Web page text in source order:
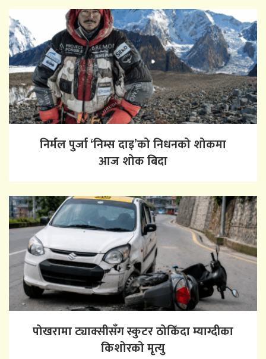
निर्मल पुर्जा ‘निम्स दाइ’को निधनको शोकमा
आज शोक बिदा
पोखरामा ट्याक्सीसँग स्कुटर ठोकिँदा म्याग्दीका
किशोरको मृत्यु